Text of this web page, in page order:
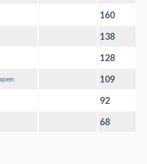
160
138
128
109
92
68